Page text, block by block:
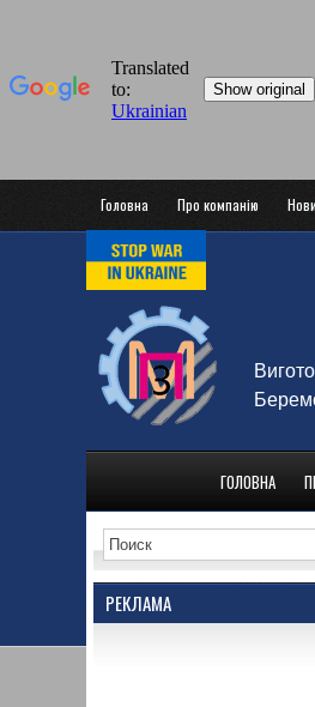
Головна Про компанію
ГОЛОВНА
РЕКЛАМА